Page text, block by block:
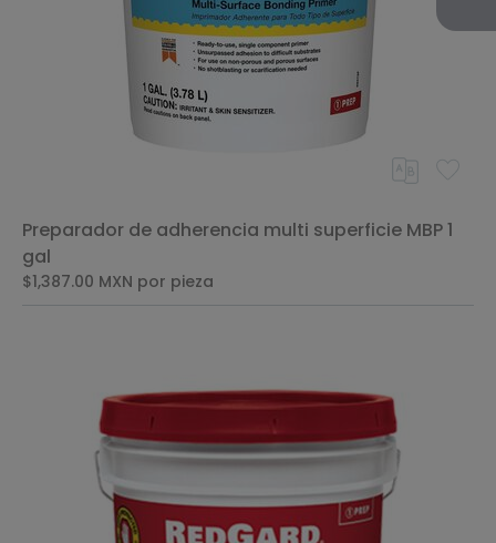
Preparador de adherencia multi superficie MBP 1
gal
$1,387.00 MXN por pieza